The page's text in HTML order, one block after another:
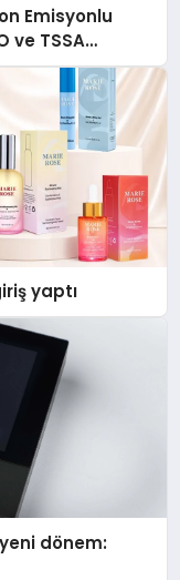
Emisyonlu
ve TSSA
yaptı
dönem: